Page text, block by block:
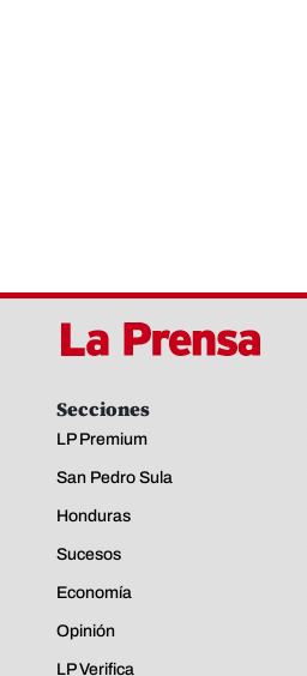
Secciones
LP Premium
San Pedro Sula
Honduras
Sucesos
Economía
Opinión
LP Verifica